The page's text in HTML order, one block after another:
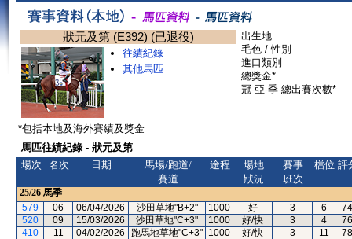
狀元及第 (E392) (已退役)
往績紀錄
其他馬匹
出生地
毛色 / 性別
進口類別
總獎金*
冠-亞-季-總出賽次數*
*包括本地及海外賽績及獎金
馬匹往績紀錄 - 狀元及第
場次
名次 日期
馬場/跑道/
賽道
途程
場地
狀況
賽事
班次
檔位 評
25/26 馬季
579
06 06/04/2026 沙田草地"B+2" 1000 好 3 6
74
520
09 15/03/2026 沙田草地"C+3" 1000 好/快 3 4
76
410
11 04/02/2026 跑馬地草地"C+3" 1000 好/快 3 11
78